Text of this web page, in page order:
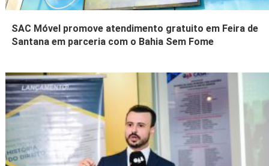
SAC Móvel promove atendimento gratuito em Feira de
Santana em parceria com o Bahia Sem Fome